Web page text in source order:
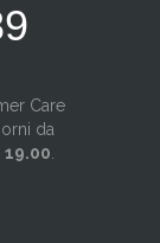
Care
da